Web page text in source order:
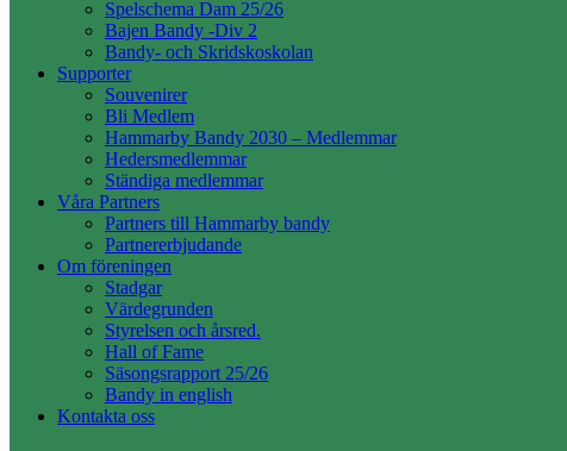
Spelschema Dam 25/26
Bajen Bandy -Div 2
Bandy- och Skridskoskolan
Supporter
Souvenirer
Bli Medlem
Hammarby Bandy 2030 – Medlemmar
Hedersmedlemmar
Ständiga medlemmar
Våra Partners
Partners till Hammarby bandy
Partnererbjudande
Om föreningen
Stadgar
Värdegrunden
Styrelsen och årsred.
Hall of Fame
Säsongsrapport 25/26
Bandy in english
Kontakta oss